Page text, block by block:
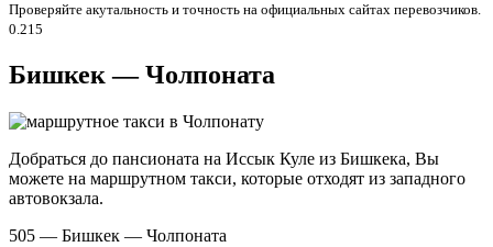
Проверяйте акутальность и точность на официальных сайтах перевозчиков.
0.215
Бишкек — Чолпоната
Добраться до пансионата на Иссык Куле из Бишкека, Вы
можете на маршрутном такси, которые отходят из западного
автовокзала.
505 — Бишкек — Чолпоната